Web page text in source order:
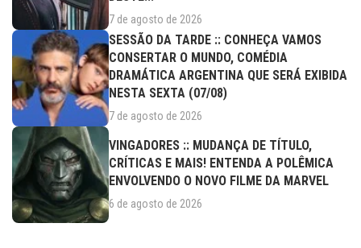
7 de agosto de 2026
SESSÃO DA TARDE :: CONHEÇA VAMOS
CONSERTAR O MUNDO, COMÉDIA
DRAMÁTICA ARGENTINA QUE SERÁ EXIBIDA
NESTA SEXTA (07/08)
7 de agosto de 2026
VINGADORES :: MUDANÇA DE TÍTULO,
CRÍTICAS E MAIS! ENTENDA A POLÊMICA
ENVOLVENDO O NOVO FILME DA MARVEL
6 de agosto de 2026